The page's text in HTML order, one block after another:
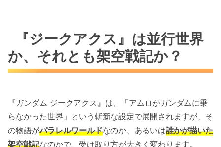
『ジークアクス』は並行世界
か、それとも架空戦記か？
『ガンダム ジークアクス』は、「アムロがガンダムに乗
らなかった世界」という斬新な設定で展開されますが、そ
の物語がパラレルワールドなのか、あるいは誰かが描いた
架空戦記なのかで、受け取り方が大きく変わります。